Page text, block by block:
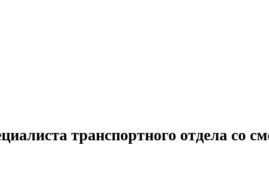
транспортного отдела со